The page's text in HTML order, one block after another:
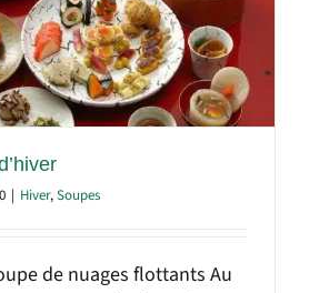
| Hiver,Soupes
de nuages flottants Au